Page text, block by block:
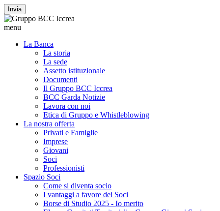
Invia
menu
La Banca
La storia
La sede
Assetto istituzionale
Documenti
Il Gruppo BCC Iccrea
BCC Garda Notizie
Lavora con noi
Etica di Gruppo e Whistleblowing
La nostra offerta
Privati e Famiglie
Imprese
Giovani
Soci
Professionisti
Spazio Soci
Come si diventa socio
I vantaggi a favore dei Soci
Borse di Studio 2025 - Io merito